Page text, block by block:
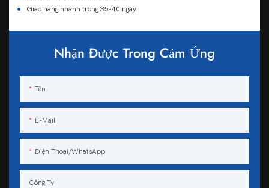
●
Giao hàng nhanh trong 35-40 ngày
Nhận Được Trong Cảm Ứng
Tên
E-Mail
Điện Thoại/WhatsApp
Công Ty